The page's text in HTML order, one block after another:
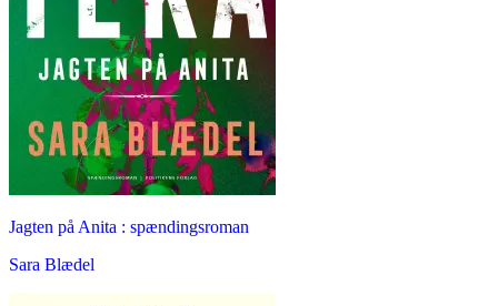
Jagten på Anita : spændingsroman
Sara Blædel